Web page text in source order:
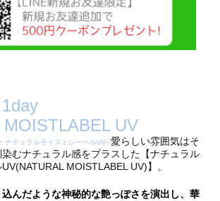
MOISTLABEL UV
ナチュラルモイストレーベルUV–愛らしい雰囲気はそ
むナチュラル感をプラスした【ナチュラル
MOISTLABEL UV)】。
んだような神秘的な艶っぽさを演出し、華